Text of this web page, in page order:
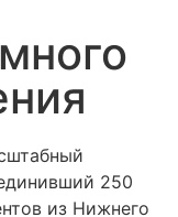
250
из Нижнего